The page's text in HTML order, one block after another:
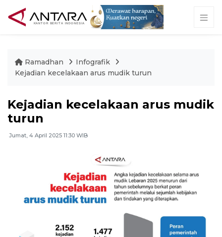
Ramadhan
Infografik
Kejadian kecelakaan arus mudik turun
Kejadian kecelakaan arus mudik
turun
Jumat, 4 April 2025 11:30 WIB